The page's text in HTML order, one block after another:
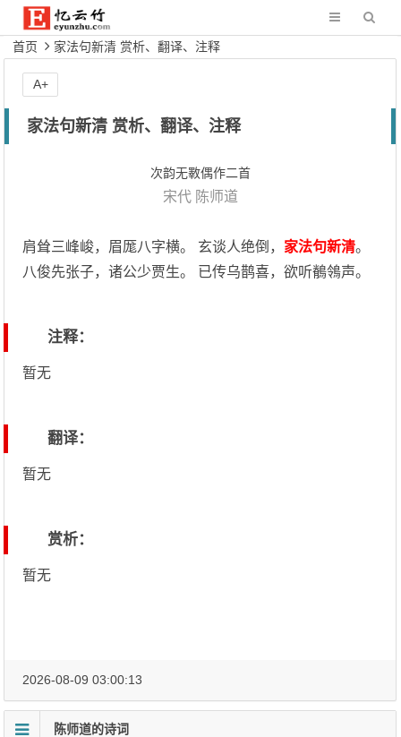
首页 家法句新清 赏析、翻译、注释
家法句新清 赏析、翻译、注释
次韵无斁偶作二首
宋代 陈师道
肩耸三峰峻，眉厖八字横。 玄谈人绝倒， 家法句新清。
八俊先张子，诸公少贾生。 已传乌鹊喜，欲听鶺鴒声。
注释：
暂无
翻译：
暂无
赏析：
暂无
A+
2026-08-09 03:00:13
陈师道的诗词